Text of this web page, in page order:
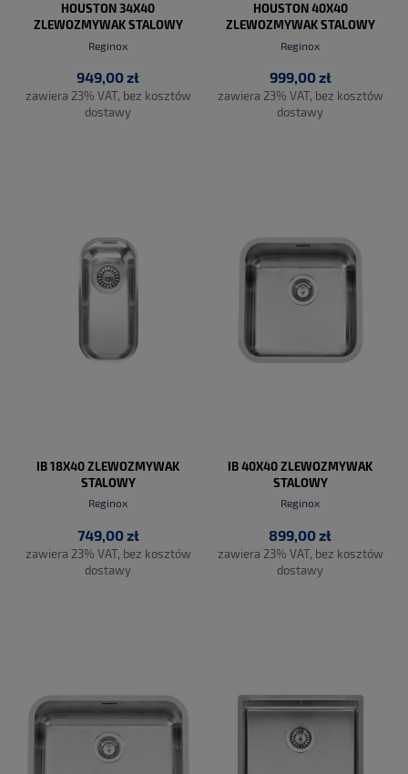
HOUSTON 34X40
ZLEWOZMYWAK STALOWY
Reginox
949,00 zł
zawiera 23% VAT, bez kosztów
dostawy
HOUSTON 40X40
ZLEWOZMYWAK STALOWY
Reginox
999,00 zł
zawiera 23% VAT, bez kosztów
dostawy
IB 18X40 ZLEWOZMYWAK
STALOWY
Reginox
749,00 zł
zawiera 23% VAT, bez kosztów
dostawy
IB 40X40 ZLEWOZMYWAK
STALOWY
Reginox
899,00 zł
zawiera 23% VAT, bez kosztów
dostawy